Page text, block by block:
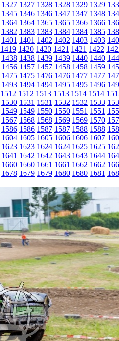
1327 1327 1328 1328 1329 1329
1345 1346 1346 1347 1347 1348
1364 1364 1365 1365 1366 1366
1382 1383 1383 1384 1384 1385
1401 1401 1402 1402 1403 1403
1419 1420 1420 1421 1421 1422
1438 1438 1439 1439 1440 1440
1456 1457 1457 1458 1458 1459
1475 1475 1476 1476 1477 1477
1493 1494 1494 1495 1495 1496
1512 1512 1513 1513 1514 1514
1530 1531 1531 1532 1532 1533
1549 1549 1550 1550 1551 1551
1567 1568 1568 1569 1569 1570
1586 1586 1587 1587 1588 1588
1604 1605 1605 1606 1606 1607
1623 1623 1624 1624 1625 1625
1641 1642 1642 1643 1643 1644
1660 1660 1661 1661 1662 1662
1678 1679 1679 1680 1680 1681